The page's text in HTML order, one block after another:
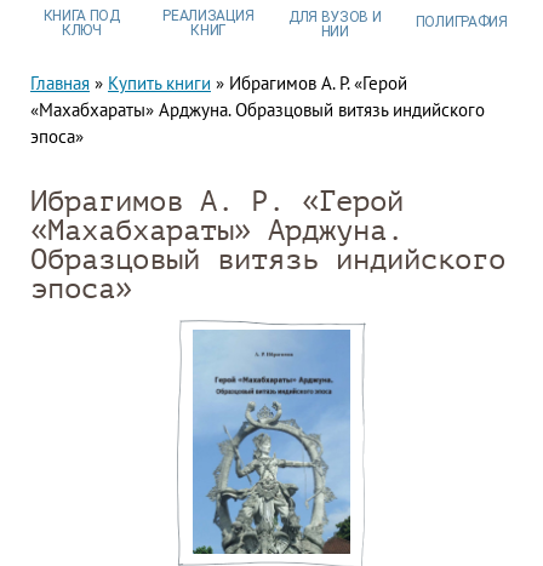
КНИГА ПОД
КЛЮЧ
РЕАЛИЗАЦИЯ
КНИГ
ДЛЯ ВУЗОВ И
НИИ
ПОЛИГРАФИЯ
Главная » Купить книги » Ибрагимов А. Р. «Герой
«Махабхараты» Арджуна. Образцовый витязь индийского
эпоса»
Ибрагимов А. Р. «Герой
«Махабхараты» Арджуна.
Образцовый витязь индийского
эпоса»